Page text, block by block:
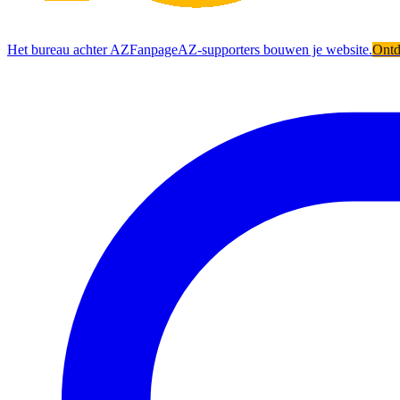
Het bureau achter AZFanpageAZ-supporters bouwen je website.